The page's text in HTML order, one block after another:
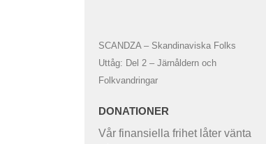
SCANDZA – Skandinaviska Folks
Uttåg: Del 2 – Järnåldern och
Folkvandringar
DONATIONER
Vår finansiella frihet låter vänta